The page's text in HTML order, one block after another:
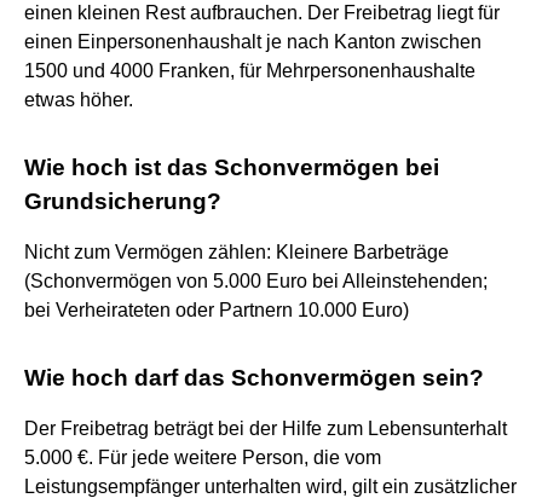
einen kleinen Rest aufbrauchen. Der Freibetrag liegt für
einen Einpersonenhaushalt je nach Kanton zwischen
1500 und 4000 Franken, für Mehrpersonenhaushalte
etwas höher.
Wie hoch ist das Schonvermögen bei
Grundsicherung?
Nicht zum Vermögen zählen: Kleinere Barbeträge
(Schonvermögen von 5.000 Euro bei Alleinstehenden;
bei Verheirateten oder Partnern 10.000 Euro)
Wie hoch darf das Schonvermögen sein?
Der Freibetrag beträgt bei der Hilfe zum Lebensunterhalt
5.000 €. Für jede weitere Person, die vom
Leistungsempfänger unterhalten wird, gilt ein zusätzlicher